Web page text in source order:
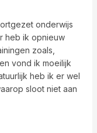
onderwijs
heb ik opnieuw
zoals,
vond ik moeilijk
heb ik er wel
sloot niet aan